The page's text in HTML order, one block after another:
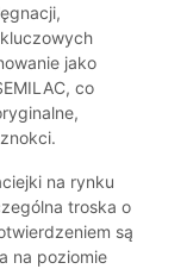
jako
co
na rynku
troska o
są
na poziomie